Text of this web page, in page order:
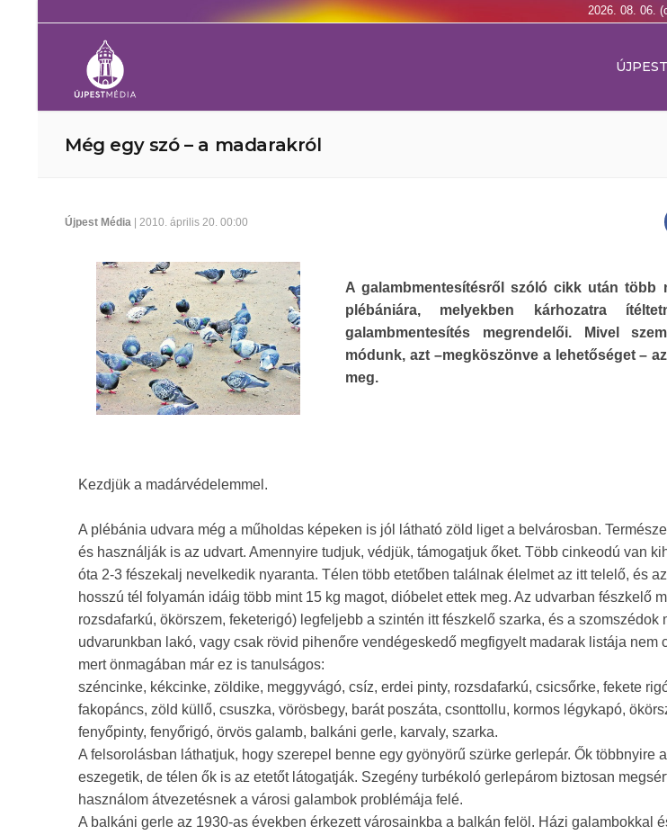
2026. 08. 06.
Még egy szó – a madarakról
Újpest Média | 2010. április 20. 00:00
A galambmentesítésről szóló cikk után több
plébániára, melyekben kárhozatra
galambmentesítés megrendelői. Mivel
módunk, azt –megköszönve a lehetőséget –
meg.
Kezdjük a madárvédelemmel.
A plébánia udvara még a műholdas képeken is jól látható zöld liget a belvárosban.
és használják is az udvart. Amennyire tudjuk, védjük, támogatjuk őket. Több cinkeodú van
óta 2-3 fészekalj nevelkedik nyaranta. Télen több etetőben találnak élelmet az itt telelő, és
hosszú tél folyamán idáig több mint 15 kg magot, dióbelet ettek meg. Az udvarban fészkelő
rozsdafarkú, ökörszem, feketerigó) legfeljebb a szintén itt fészkelő szarka, és a szomszédok
udvarunkban lakó, vagy csak rövid pihenőre vendégeskedő megfigyelt madarak listája nem
mert önmagában már ez is tanulságos:
széncinke, kékcinke, zöldike, meggyvágó, csíz, erdei pinty, rozsdafarkú, csicsőrke, fekete
fakopáncs, zöld küllő, csuszka, vörösbegy, barát poszáta, csonttollu, kormos légykapó,
fenyőpinty, fenyőrigó, örvös galamb, balkáni gerle, karvaly, szarka.
A felsorolásban láthatjuk, hogy szerepel benne egy gyönyörű szürke gerlepár. Ők többnyire
eszegetik, de télen ők is az etetőt látogatják. Szegény turbékoló gerlepárom biztosan
használom átvezetésnek a városi galambok problémája felé.
A balkáni gerle az 1930-as években érkezett városainkba a balkán felöl. Házi galambokkal